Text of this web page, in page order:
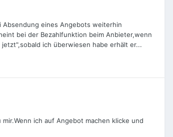
Absendung eines Angebots weiterhin
bei der Bezahlfunktion beim Anbieter,wenn
ich überwiesen habe erhält er...
ich auf Angebot machen klicke und